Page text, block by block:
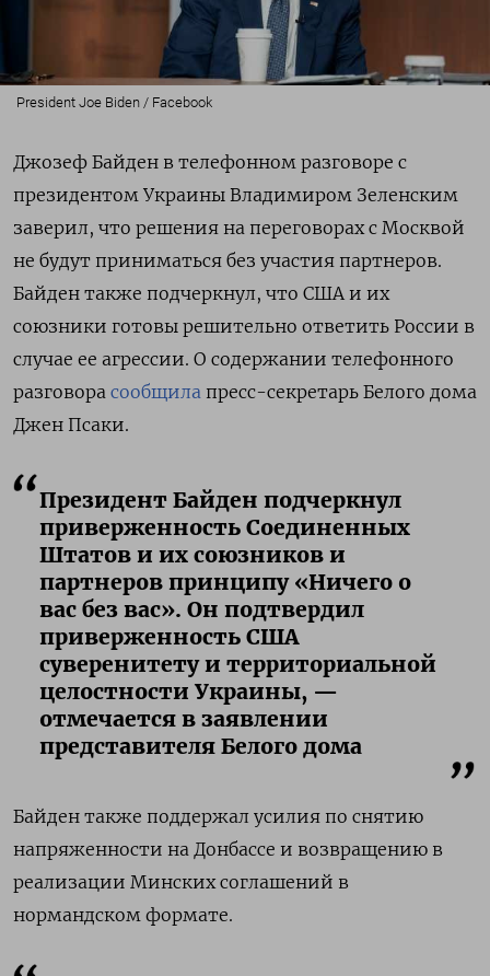
President Joe Biden / Facebook
Джозеф Байден в телефонном разговоре с
президентом Украины Владимиром Зеленским
заверил, что решения на переговорах с Москвой
не будут приниматься без участия партнеров.
Байден также подчеркнул, что США и их
союзники готовы решительно ответить России в
случае ее агрессии. О содержании телефонного
разговора сообщила пресс-секретарь Белого дома
Джен Псаки.
Президент Байден подчеркнул
приверженность Соединенных
Штатов и их союзников и
партнеров принципу «Ничего о
вас без вас». Он подтвердил
приверженность США
суверенитету и территориальной
целостности Украины, —
отмечается в заявлении
представителя Белого дома
Байден также поддержал усилия по снятию
напряженности на Донбассе и возвращению в
реализации Минских соглашений в
нормандском формате.